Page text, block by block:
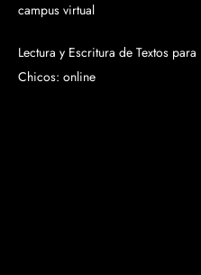
campus virtual
Lectura y Escritura de Textos para
Chicos: online